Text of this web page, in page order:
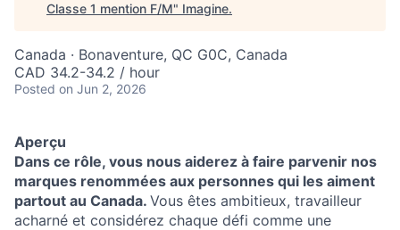
Classe 1 mention F/M" Imagine.
Canada · Bonaventure, QC G0C, Canada
CAD 34.2-34.2 / hour
Posted on Jun 2, 2026
Aperçu
Dans ce rôle, vous nous aiderez à faire parvenir nos
marques renommées aux personnes qui les aiment
partout au Canada. Vous êtes ambitieux, travailleur
acharné et considérez chaque défi comme une